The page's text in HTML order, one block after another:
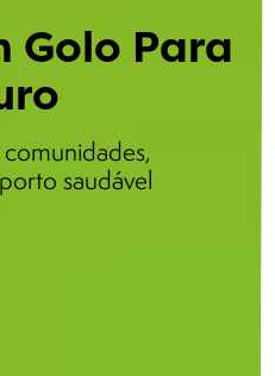
Golo Para
saudável